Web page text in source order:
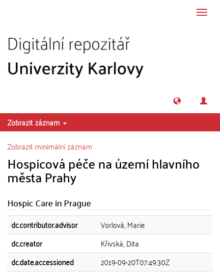
Zobrazit záznam
Zobrazit minimální záznam
Hospicová péče na území hlavního
města Prahy
Hospic Care in Prague
dc.contributor.advisor
Vorlová, Marie
dc.creator
Křivská, Dita
dc.date.accessioned
2019-09-20T07:49:30Z